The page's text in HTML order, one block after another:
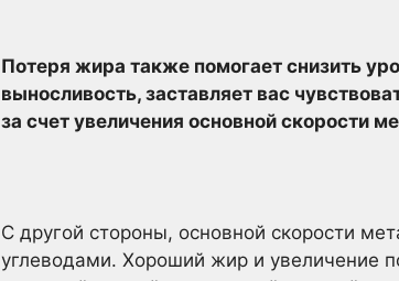
Потеря жира также помогает снизить
выносливость, заставляет вас
за счет увеличения основной скорости
С другой стороны, основной скорости
углеводами. Хороший жир и увеличение